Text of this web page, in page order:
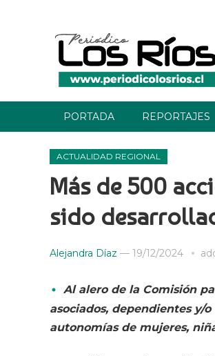
PORTADA REPORTAJES
ACTUALIDAD REGIONAL
Más de 500
sido
Alejandra Díaz — 19/12/2024
Al alero de la Comisión
asociados, dependientes y/
autonomías de mujeres,